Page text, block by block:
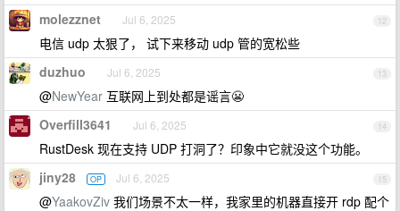
12
molezznet Jul 6, 2025
电信 udp 太狠了， 试下来移动 udp 管的宽松些
13
duzhuo Jul 6, 2025
@NewYear 互联网上到处都是谣言😬
14
Overfill3641 Jul 6, 2025
RustDesk 现在支持 UDP 打洞了？印象中它就没这个功能。
15
jiny28 OP Jul 6, 2025
@YaakovZiv 我们场景不太一样，我家里的机器直接开 rdp 配个